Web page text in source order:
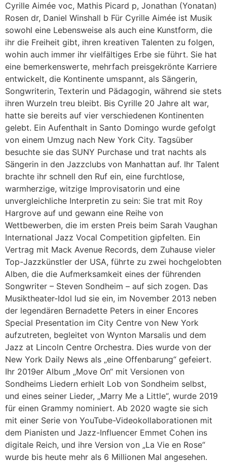
Cyrille Aimée voc, Mathis Picard p, Jonathan (Yonatan)
Rosen dr, Daniel Winshall b Für Cyrille Aimée ist Musik
sowohl eine Lebensweise als auch eine Kunstform, die
ihr die Freiheit gibt, ihren kreativen Talenten zu folgen,
wohin auch immer ihr vielfältiges Erbe sie führt. Sie hat
eine bemerkenswerte, mehrfach preisgekrönte Karriere
entwickelt, die Kontinente umspannt, als Sängerin,
Songwriterin, Texterin und Pädagogin, während sie stets
ihren Wurzeln treu bleibt. Bis Cyrille 20 Jahre alt war,
hatte sie bereits auf vier verschiedenen Kontinenten
gelebt. Ein Aufenthalt in Santo Domingo wurde gefolgt
von einem Umzug nach New York City. Tagsüber
besuchte sie das SUNY Purchase und trat nachts als
Sängerin in den Jazzclubs von Manhattan auf. Ihr Talent
brachte ihr schnell den Ruf ein, eine furchtlose,
warmherzige, witzige Improvisatorin und eine
unvergleichliche Interpretin zu sein: Sie trat mit Roy
Hargrove auf und gewann eine Reihe von
Wettbewerben, die im ersten Preis beim Sarah Vaughan
International Jazz Vocal Competition gipfelten. Ein
Vertrag mit Mack Avenue Records, dem Zuhause vieler
Top-Jazzkünstler der USA, führte zu zwei hochgelobten
Alben, die die Aufmerksamkeit eines der führenden
Songwriter – Steven Sondheim – auf sich zogen. Das
Musiktheater-Idol lud sie ein, im November 2013 neben
der legendären Bernadette Peters in einer Encores
Special Presentation im City Centre von New York
aufzutreten, begleitet von Wynton Marsalis und dem
Jazz at Lincoln Centre Orchestra. Dies wurde von der
New York Daily News als „eine Offenbarung“ gefeiert.
Ihr 2019er Album „Move On“ mit Versionen von
Sondheims Liedern erhielt Lob von Sondheim selbst,
und eines seiner Lieder, „Marry Me a Little“, wurde 2019
für einen Grammy nominiert. Ab 2020 wagte sie sich
mit einer Serie von YouTube-Videokollaborationen mit
dem Pianisten und Jazz-Influencer Emmet Cohen ins
digitale Reich, und ihre Version von „La Vie en Rose“
wurde bis heute mehr als 6 Millionen Mal angesehen.